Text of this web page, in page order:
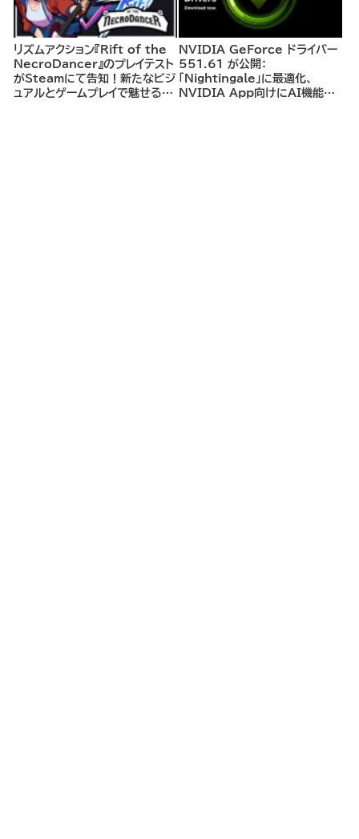
リズムアクション『Rift of the
NecroDancer』のプレイテスト
がSteamにて告知！新たなビジ
ュアルとゲームプレイで魅せるリ
NVIDIA GeForce ドライバー
551.61 が公開：
「Nightingale」に最適化、
NVIDIA App向けにAI機能を